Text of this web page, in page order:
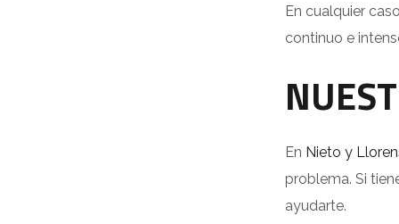
En cualquier
continuo e
En Nieto y
problema. Si
ayudarte.